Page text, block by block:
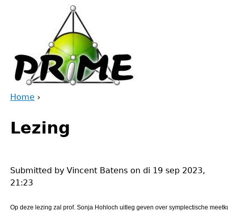
are
Home ›
to
top
Lezing
Submitted by Vincent Batens on di 19 sep 2023,
21:23
Op deze lezing zal prof. Sonja Hohloch uitleg geven over symplectische